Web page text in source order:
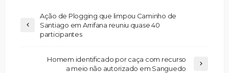
Ação de Plogging que limpou Caminho de
Santiago em Arrifana reuniu quase 40
participantes
Homem identificado por caça com recurso
a meio não autorizado em Sanguedo